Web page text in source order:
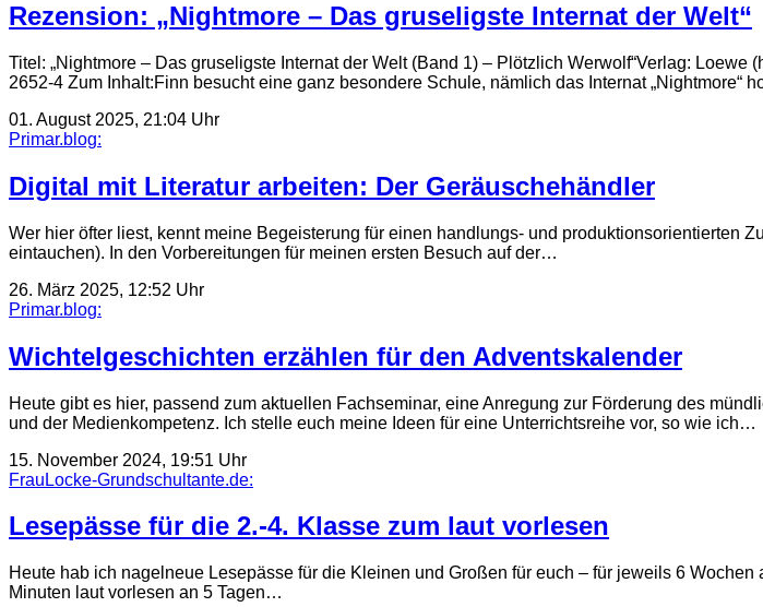
Rezension: „Nightmore – Das gruseligste Internat der Welt“
Titel: „Nightmore – Das gruseligste Internat der Welt (Band 1) – Plötzlich Werwolf“Verlag:
2652-4 Zum Inhalt:Finn besucht eine ganz besondere Schule, nämlich das Internat „Nightmore“
01. August 2025, 21:04 Uhr
Primar.blog:
Digital mit Literatur arbeiten: Der Geräuschehändler
Wer hier öfter liest, kennt meine Begeisterung für einen handlungs- und produktionsorientierten
eintauchen). In den Vorbereitungen für meinen ersten Besuch auf der…
26. März 2025, 12:52 Uhr
Primar.blog:
Wichtelgeschichten erzählen für den Adventskalender
Heute gibt es hier, passend zum aktuellen Fachseminar, eine Anregung zur Förderung des
und der Medienkompetenz. Ich stelle euch meine Ideen für eine Unterrichtsreihe vor, so wie ich…
15. November 2024, 19:51 Uhr
FrauLocke-Grundschultante.de:
Lesepässe für die 2.-4. Klasse zum laut vorlesen
Heute hab ich nagelneue Lesepässe für die Kleinen und Großen für euch – für jeweils 6
Minuten laut vorlesen an 5 Tagen…